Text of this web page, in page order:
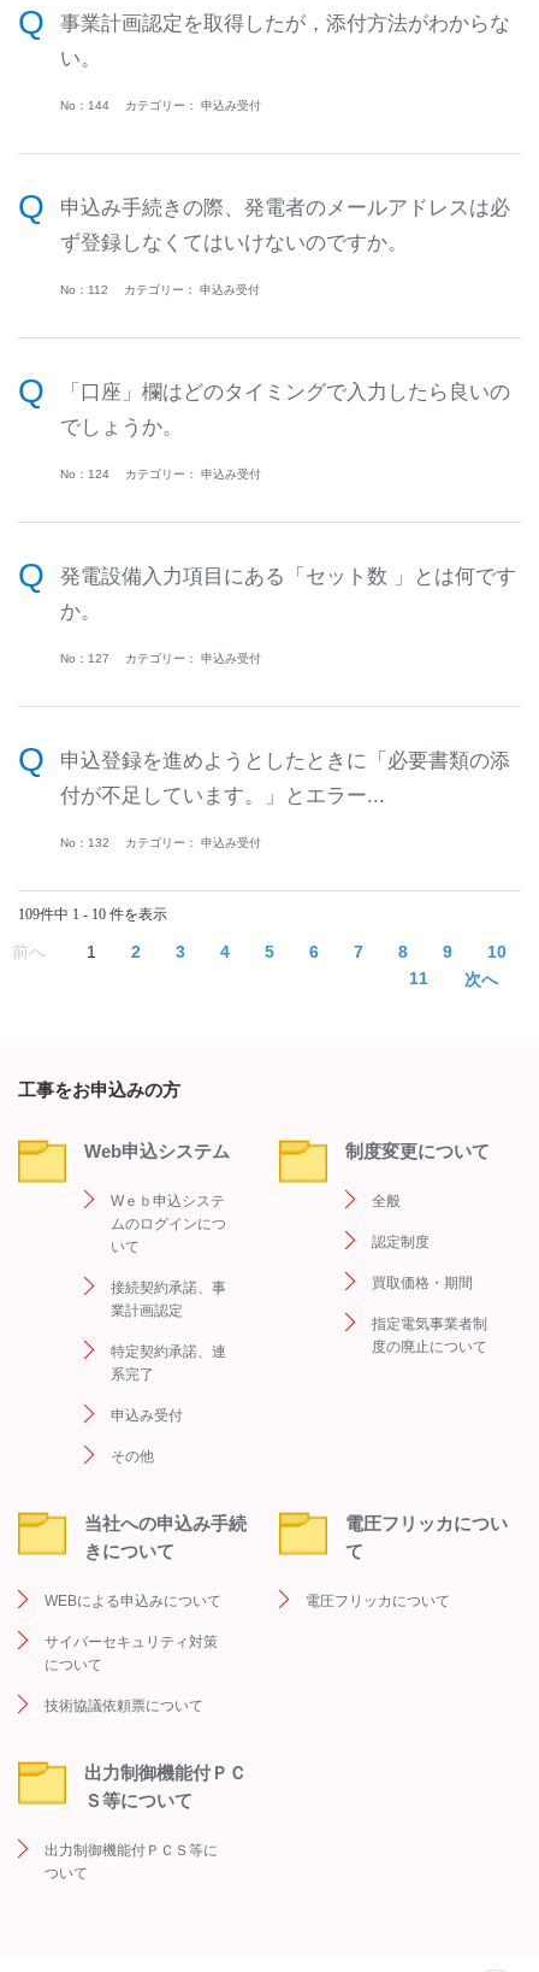
事業計画認定を取得したが，添付方法がわからな
い。
No：144 カテゴリー： 申込み受付
申込み手続きの際、発電者のメールアドレスは必
ず登録しなくてはいけないのですか。
No：112 カテゴリー： 申込み受付
「口座」欄はどのタイミングで入力したら良いの
でしょうか。
No：124 カテゴリー： 申込み受付
発電設備入力項目にある「セット数 」とは何です
か。
No：127 カテゴリー： 申込み受付
申込登録を進めようとしたときに「必要書類の添
付が不足しています。」とエラー...
No：132 カテゴリー： 申込み受付
109件中 1 - 10 件を表示
≪ 1 2 3 4 5 6 7 8 9
10
11
≫
工事をお申込みの方
Web申込システム
Wｅｂ申込システ
ムのログインにつ
いて
接続契約承諾、事
業計画認定
特定契約承諾、連
系完了
申込み受付
その他
制度変更について
全般
認定制度
買取価格・期間
指定電気事業者制
度の廃止について
当社への申込み手続
きについて
WEBによる申込みについて
サイバーセキュリティ対策
について
技術協議依頼票について
電圧フリッカについ
て
電圧フリッカについて
出力制御機能付ＰＣ
Ｓ等について
出力制御機能付ＰＣＳ等に
ついて